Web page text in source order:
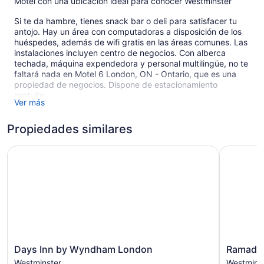
Si te da hambre, tienes snack bar o deli para satisfacer tu
antojo. Hay un área con computadoras a disposición de los
huéspedes, además de wifi gratis en las áreas comunes. Las
instalaciones incluyen centro de negocios. Con alberca
techada, máquina expendedora y personal multilingüe, no te
faltará nada en Motel 6 London, ON - Ontario, que es una
propiedad de negocios. Dispone de estacionamiento
gratuito.
Toma en cuenta que no se permite fumar en este motel en
1 edificio
Servicio de recepción las 24 horas
Personal multilingüe
Ver más
Propiedades similares
Days
Inn
Days Inn by Wyndham London
Days Inn by Wyndham London
Ramada
by
Ramada